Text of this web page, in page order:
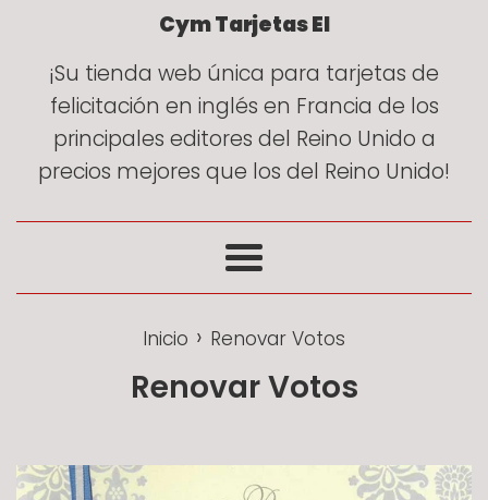
Cym Tarjetas EI
¡Su tienda web única para tarjetas de
felicitación en inglés en Francia de los
principales editores del Reino Unido a
precios mejores que los del Reino Unido!
Más
Inicio › Renovar Votos
Renovar Votos